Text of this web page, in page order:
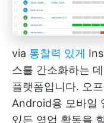
via 통찰력 있게
스를 간소화하는
플랫폼입니다. 오
Android용 모바일
있든 영업 활동을